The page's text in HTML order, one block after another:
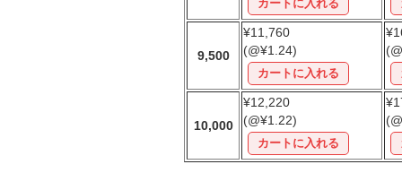
9,500
¥11,760
(@¥1.24)
10,000
¥12,220
(@¥1.22)